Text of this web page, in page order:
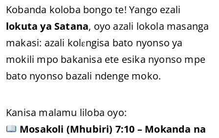
Kobanda koloba bongo te! Yango ezali
lokuta ya Satana, oyo azali lokola masanga
makasi: azali kolɛngisa bato nyonso ya
mokili mpo bakanisa ete esika nyonso mpe
bato nyonso bazali ndenge moko.
Kanisa malamu liloba oyo:
Mosakoli (Mhubiri) 7:10 – Mokanda na